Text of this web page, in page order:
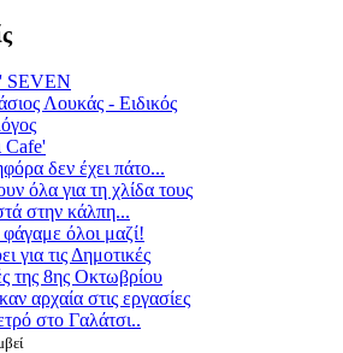
SEVEN
Λουκάς - Ειδικός
Cafe'
δεν έχει πάτο...
όλα για τη χλίδα τους
στην κάλπη...
όλοι μαζί!
για τις Δημοτικές
της 8ης Οκτωβρίου
αρχαία στις εργασίες
στο Γαλάτσι..